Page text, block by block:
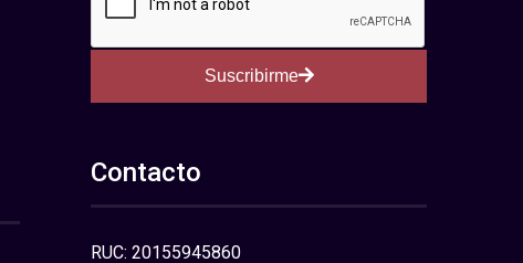
Suscribirme
Contacto
RUC: 20155945860